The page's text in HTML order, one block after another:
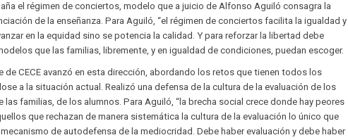
el régimen de conciertos, modelo que a juicio de Alfonso Aguiló consagra la
de la enseñanza. Para Aguiló, “el régimen de conciertos facilita la igualdad y
en la equidad sino se potencia la calidad. Y para reforzar la libertad debe
que las familias, libremente, y en igualdad de condiciones, puedan escoger.
de CECE avanzó en esta dirección, abordando los retos que tienen todos los
a la situación actual. Realizó una defensa de la cultura de la evaluación de los
familias, de los alumnos. Para Aguiló, “la brecha social crece donde hay peores
que rechazan de manera sistemática la cultura de la evaluación lo único que
de autodefensa de la mediocridad. Debe haber evaluación y debe haber